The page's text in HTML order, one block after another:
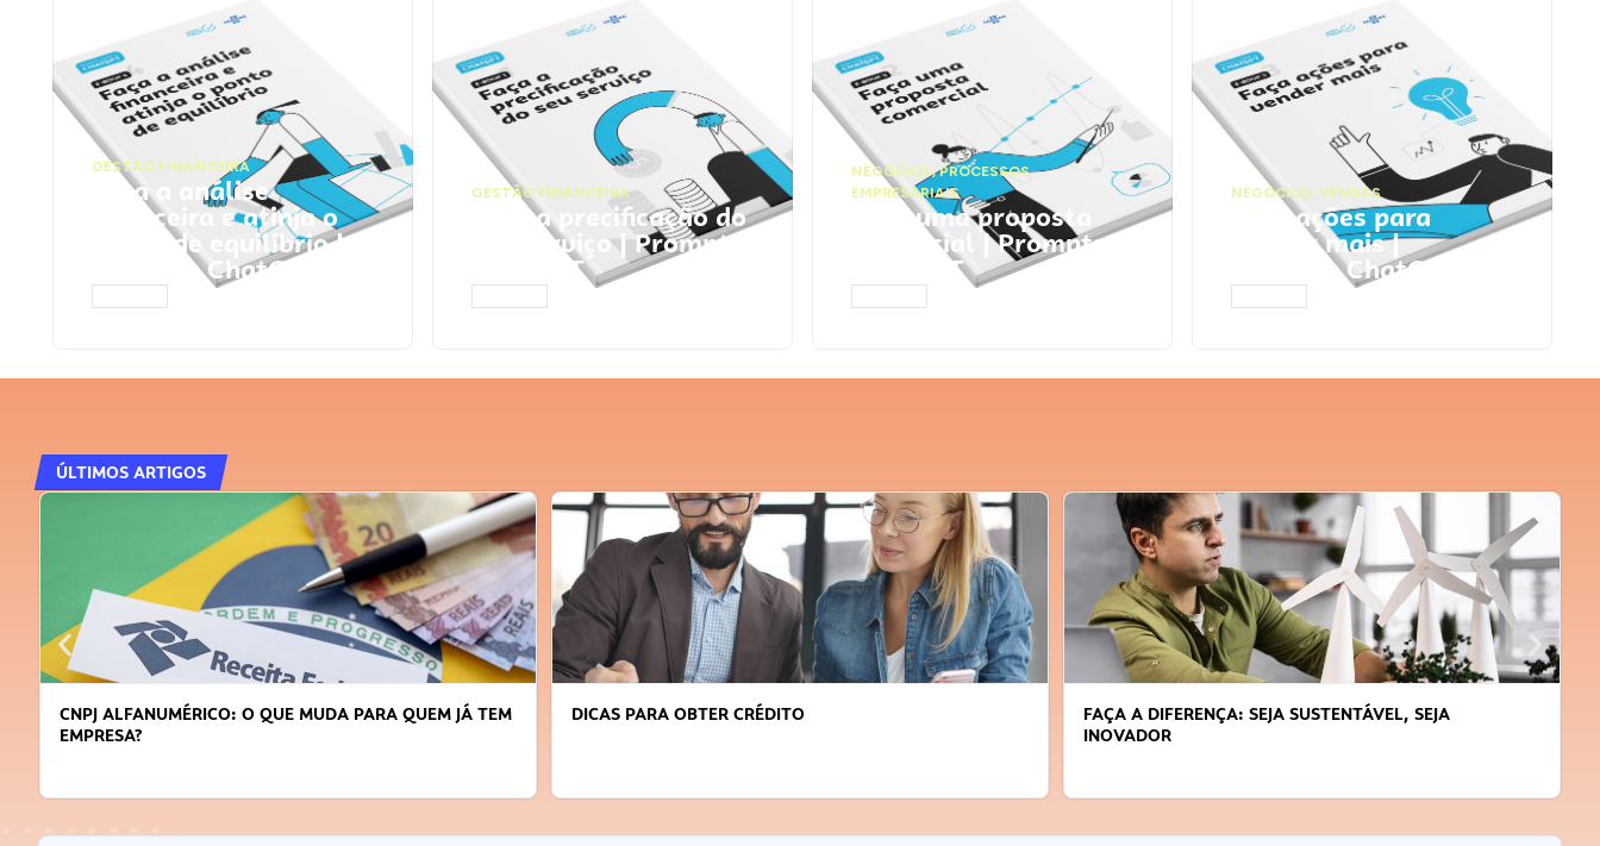
GESTÃO FINANCEIRA
Faça a análise
financeira e atinja o
ponto de equilíbrio |
Prompts ChatGPT
GESTÃO FINANCEIRA
Faça a precificação do
seu serviço | Prompts
ChatGPT
NEGÓCIOS,PROCESSOS
EMPRESARIAIS
Faça uma proposta
comercial | Prompts
ChatGPT
NEGÓCIOS, VENDAS
Faça ações para
vender mais |
Prompts ChatGPT
ÚLTIMOS ARTIGOS
QUEM JÁ TEM DICAS PARA OBTER CRÉDITO
FAÇA A DIFERENÇA: SEJA SUSTENTÁVEL, SEJA
APRENDA A GERENCIAR O SEU TEMPO